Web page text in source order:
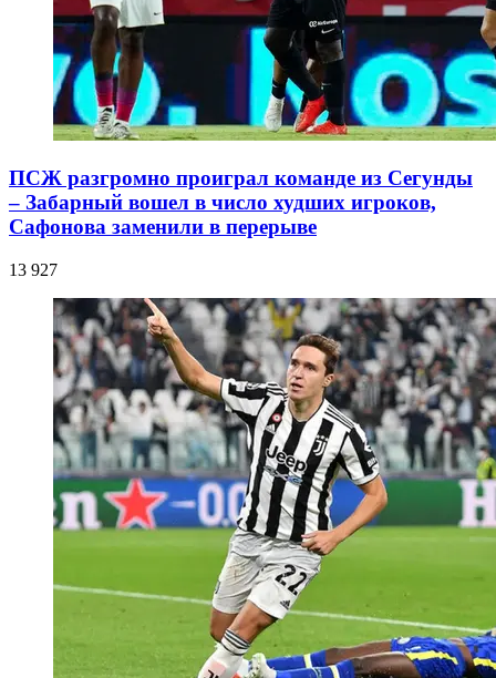
ПСЖ разгромно проиграл команде из Сегунды
– Забарный вошел в число худших игроков,
Сафонова заменили в перерыве
13 927